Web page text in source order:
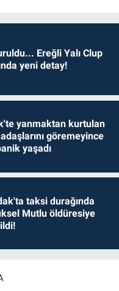
Ereğli Yalı Clup
yeni detay!
yanmaktan kurtulan
göremeyince
yaşadı
taksi durağında
Mutlu öldüresiye